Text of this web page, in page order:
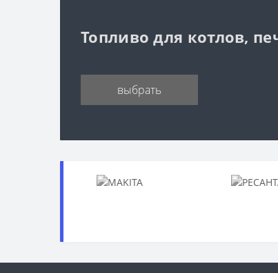
Топливо для котлов,
выбрать